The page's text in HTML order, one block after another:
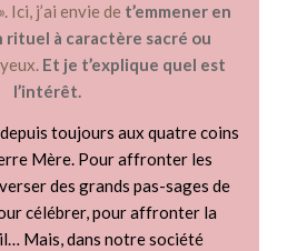
Ici, j’ai envie de t’emmener en
rituel à caractère sacré ou
Et je t’explique quel est
l’intérêt.
toujours aux quatre coins
Mère. Pour affronter les
des grands pas-sages de
célébrer, pour affronter la
Mais, dans notre société